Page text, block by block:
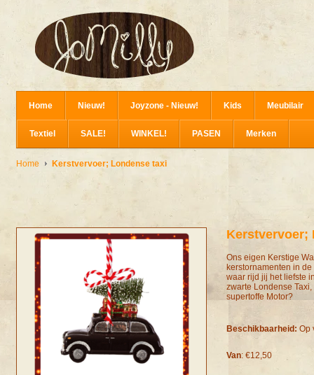
Home Nieuw! Joyzone - Nieuw! Kids Meubilair
Textiel SALE! WINKEL! PASEN Merken
Home Kerstvervoer; Londense taxi
Kerstvervoer;
Ons eigen Kerstige
kerstornamenten in
waar rijd jij het liefste
zwarte Londense
supertoffe Motor?
Beschikbaarheid: Op
Van: €12,50